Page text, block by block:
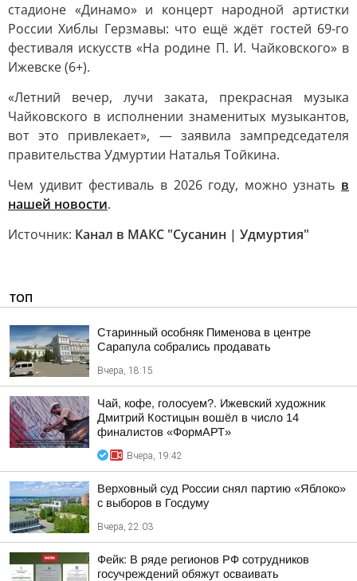
стадионе «Динамо» и концерт народной артистки
России Хиблы Герзмавы: что ещё ждёт гостей 69-го
фестиваля искусств «На родине П. И. Чайковского» в
Ижевске (6+).
«Летний вечер, лучи заката, прекрасная музыка
Чайковского в исполнении знаменитых музыкантов,
вот это привлекает», — заявила зампредседателя
правительства Удмуртии Наталья Тойкина.
Чем удивит фестиваль в 2026 году, можно узнать в
нашей новости.
Источник: Канал в МАКС "Сусанин | Удмуртия"
ТОП
Старинный особняк Пименова в центре
Сарапула собрались продавать
Вчера, 18:15
Чай, кофе, голосуем?. Ижевский художник
Дмитрий Костицын вошёл в число 14
финалистов «ФормАРТ»
Вчера, 19:42
Верховный суд России снял партию «Яблоко»
с выборов в Госдуму
Вчера, 22:03
Фейк: В ряде регионов РФ сотрудников
госучреждений обяжут осваивать